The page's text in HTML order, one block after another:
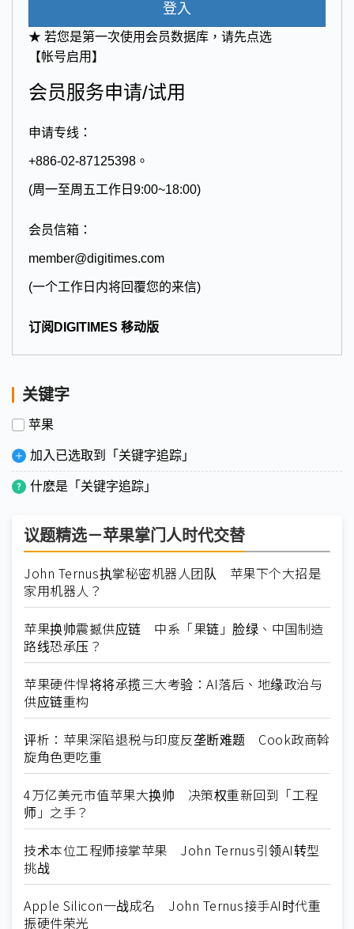
登入
★ 若您是第一次使用会员数据库，请先点选
【帐号启用】
会员服务申请/试用
申请专线：
+886-02-87125398。
(周一至周五工作日9:00~18:00)
会员信箱：
member@digitimes.com
(一个工作日内将回覆您的来信)
订阅DIGITIMES 移动版
关键字
苹果
加入已选取到「关键字追踪」
什麽是「关键字追踪」
议题精选－苹果掌门人时代交替
John Ternus执掌秘密机器人团队 苹果下个大招是
家用机器人？
苹果换帅震撼供应链 中系「果链」脸绿、中国制造
路线恐承压？
苹果硬件悍将将承揽三大考验：AI落后、地缘政治与
供应链重构
评析：苹果深陷退税与印度反垄断难题 Cook政商斡
旋角色更吃重
4万亿美元市值苹果大换帅 决策权重新回到「工程
师」之手？
技术本位工程师接掌苹果 John Ternus引领AI转型
挑战
Apple Silicon一战成名 John Ternus接手AI时代重
振硬件荣光